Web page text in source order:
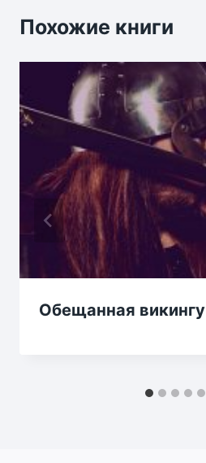
Похожие книги
Обещанная викингу